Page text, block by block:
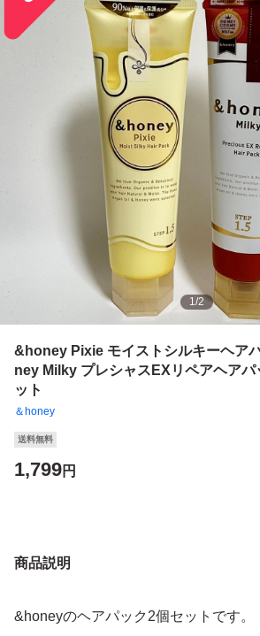
1/2
&honey Pixie モイストシルキーヘア
ney Milky プレシャスEXリペアヘアパ
ット
＆honey
送料無料
1,799円
商品説明
&honeyのヘアパック2個セットです。